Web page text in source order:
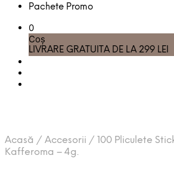
Pachete Promo
0
Coș
LIVRARE GRATUITA DE LA 299 LEI
Acasă / Accesorii / 100 Pliculete
Kafferoma – 4g.